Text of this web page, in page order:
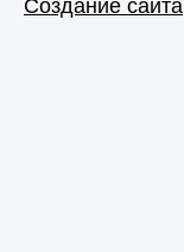
Создание сайта